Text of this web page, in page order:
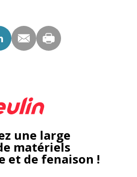
une large
matériels
et de fenaison !